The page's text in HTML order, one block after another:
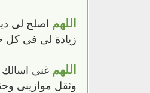
اللهم اصلح لى
زيادة لى فى كل
اللهم غنى اسالك
وثقل موازينى